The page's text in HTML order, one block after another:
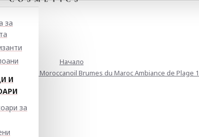
за
И
за
Начало
коса и тяло Moroccanoil Brumes du Maroc Ambiance de Plage